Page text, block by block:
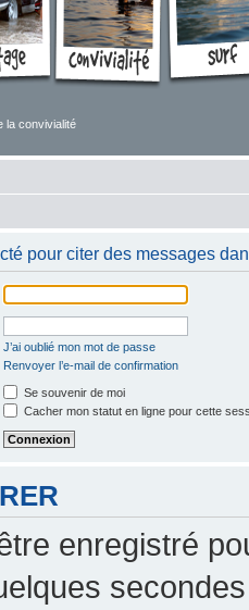
la convivialité
pour citer des messages
J’ai oublié mon mot de passe
Renvoyer l’e-mail de confirmation
Se souvenir de moi
Cacher mon statut en ligne pour cette
enregistré